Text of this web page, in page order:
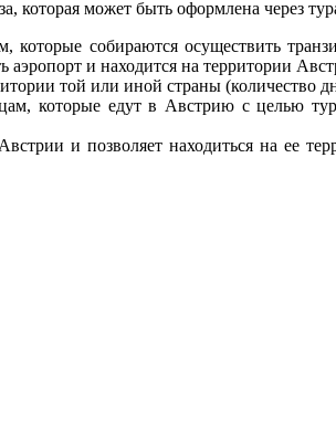
может быть оформлена через
которые собираются осуществить
аэропорт и находится на территории
той или иной страны (количество
которые едут в Австрию с целью
и позволяет находиться на ее